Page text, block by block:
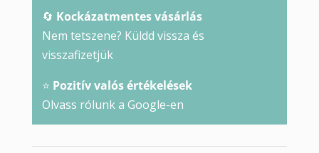
🔄 Kockázatmentes vásárlás
Nem tetszene? Küldd vissza és
visszafizetjük
⭐ Pozitív valós értékelések
Olvass rólunk a Google-en